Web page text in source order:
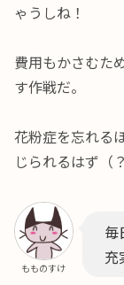
ゃうしね！
費用もかさむた
す作戦だ。
花粉症を忘れる
じられるはず（
もものすけ
毎
充